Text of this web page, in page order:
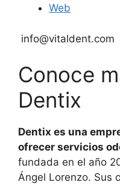
Web
info@vitaldent.com
Conoce
Dentix
Dentix es una
ofrecer servicios
fundada en el año
Ángel Lorenzo. Sus